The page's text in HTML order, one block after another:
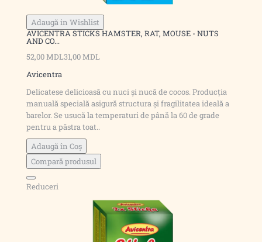
Adaugă in Wishlist
AVICENTRA STICKS HAMSTER, RAT, MOUSE - NUTS
AND CO...
52,00 MDL31,00 MDL
Avicentra
Delicatese delicioasă cu nuci și nucă de cocos. Producția
manuală specială asigură structura și fragilitatea ideală a
barelor. Se usucă la temperaturi de până la 60 de grade
pentru a păstra toat..
Adaugă în Coş
Compară produsul
Reduceri